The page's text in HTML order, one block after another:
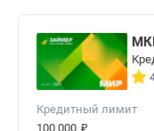
различных
возвращение
или система
Кредитный лимит
100 000 ₽